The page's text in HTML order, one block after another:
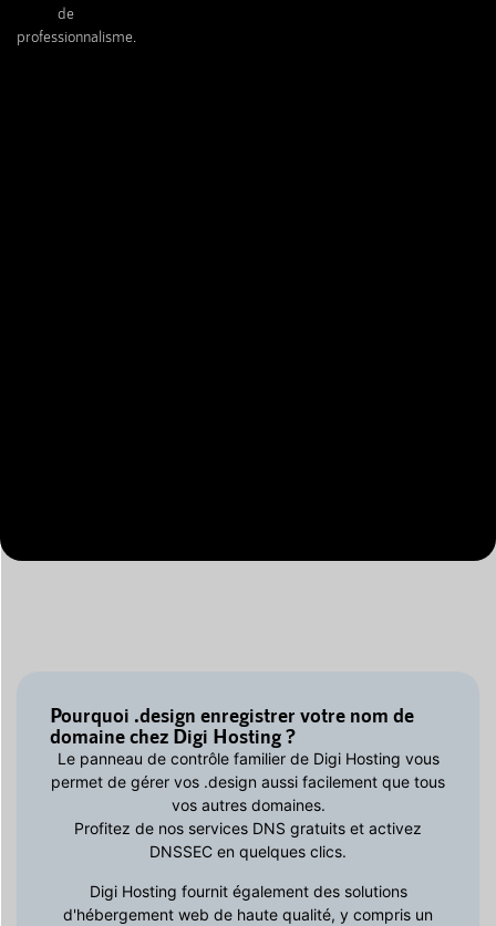
de
professionnalisme.
Pourquoi .design enregistrer votre nom de
domaine chez Digi Hosting ?
Le panneau de contrôle familier de Digi Hosting vous
permet de gérer vos .design aussi facilement que tous
vos autres domaines.
Profitez de nos services DNS gratuits et activez
DNSSEC en quelques clics.
Digi Hosting fournit également des solutions
d'hébergement web de haute qualité, y compris un